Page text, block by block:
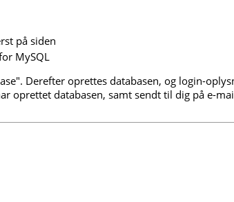
på siden
MySQL
Derefter oprettes databasen, og login-
oprettet databasen, samt sendt til dig på e-